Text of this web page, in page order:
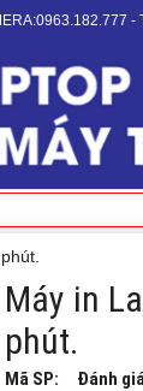
-
Máy in
phút.
Mã SP: Đánh